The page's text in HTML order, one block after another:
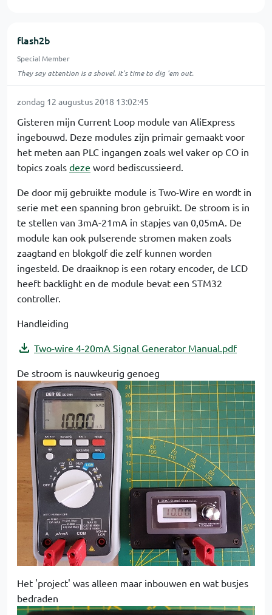
flash2b
Special Member
They say attention is a shovel. It's time to dig 'em out.
zondag 12 augustus 2018 13:02:45
Gisteren mijn Current Loop module van AliExpress
ingebouwd. Deze modules zijn primair gemaakt voor
het meten aan PLC ingangen zoals wel vaker op CO in
topics zoals deze word bediscussieerd.
De door mij gebruikte module is Two-Wire en wordt in
serie met een spanning bron gebruikt. De stroom is in
te stellen van 3mA-21mA in stapjes van 0,05mA. De
module kan ook pulserende stromen maken zoals
zaagtand en blokgolf die zelf kunnen worden
ingesteld. De draaiknop is een rotary encoder, de LCD
heeft backlight en de module bevat een STM32
controller.
Handleiding
Two-wire 4-20mA Signal Generator Manual.pdf
De stroom is nauwkeurig genoeg
Het 'project' was alleen maar inbouwen en wat busjes
bedraden